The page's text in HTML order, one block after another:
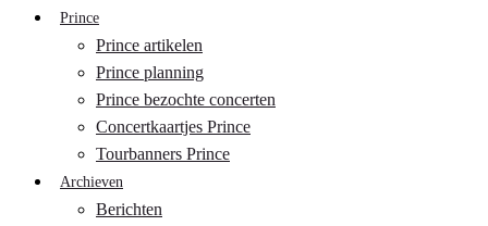
Prince
Prince artikelen
Prince planning
Prince bezochte concerten
Concertkaartjes Prince
Tourbanners Prince
Archieven
Berichten